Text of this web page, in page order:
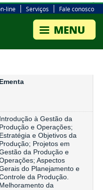
line Serviços Fale conosco
Ementa
Introdução à Gestão da
Produção e Operações;
Estratégia e Objetivos da
Produção; Projetos em
da Produção e
Aspectos
do Planejamento e
da Produção.
Melhoramento da